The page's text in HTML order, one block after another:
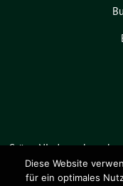
Grüne Niedersachsen
freie grüne Theme
Angebot derverdigado
Diese Website
für ein optimales